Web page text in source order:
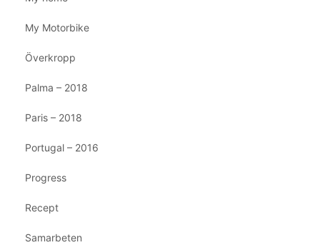
My Motorbike
Överkropp
Palma – 2018
Paris – 2018
Portugal – 2016
Progress
Recept
Samarbeten